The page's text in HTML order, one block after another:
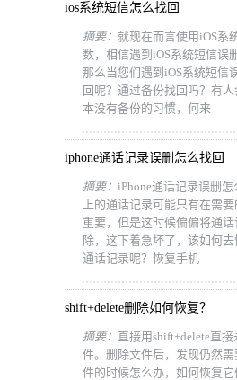
ios系统短信怎么找回
摘要： 就现在而言使用iOS系
数，相信遇到iOS系统短信误
那么当您们遇到iOS系统短信
回呢？通过备份找回吗？有
本没有备份的习惯，何来
iphone通话记录误删怎么找回
摘要： iPhone通话记录误删
上的通话记录可能只有在需
重要，但是这时候偏偏将通话
除，这下着急坏了，该如何
通话记录呢？恢复手机
shift+delete删除如何恢复？
摘要： 直接用shift+delete直
件。删除文件后，发现仍然
件的时候怎么办，如何恢复